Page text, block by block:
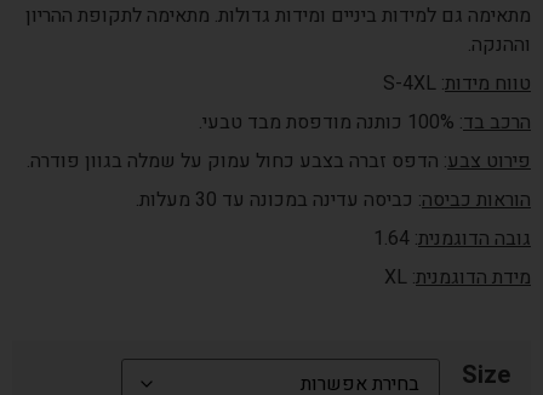
מתאימה גם למידות ביניים ומידות גדולות. מתאימה לתקופת ההריון
וההנקה.
טווח מידות: S-4XL
הרכב בד: 100% כותנה מודפסת מבד טבעי.
פירוט צבע: הדפס זברה בצבע כחול עמוק על שמלה בגוון פודרה.
הוראות כביסה: כביסה עדינה במכונה עד 30 מעלות.
גובה הדוגמנית: 1.64
מידת הדוגמנית: XL
Size